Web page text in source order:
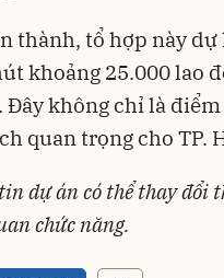
thành, tổ hợp này
khoảng 25.000 lao
Đây không chỉ là
quan trọng cho TP.
dự án có thể thay đổi
chức năng.